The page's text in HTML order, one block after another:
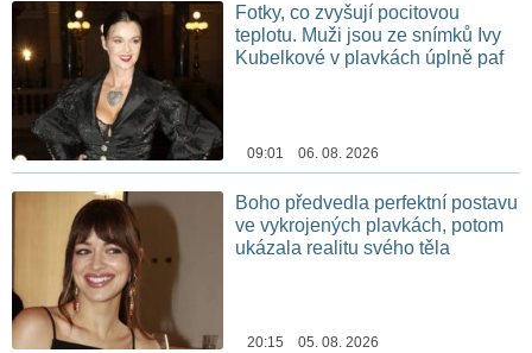
Fotky, co zvyšují pocitovou
teplotu. Muži jsou ze snímků Ivy
Kubelkové v plavkách úplně paf
09:01 06. 08. 2026
Boho předvedla perfektní postavu
ve vykrojených plavkách, potom
ukázala realitu svého těla
20:15 05. 08. 2026